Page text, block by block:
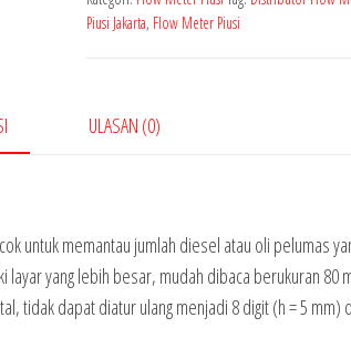
Piusi Jakarta, Flow Meter Piusi
ULASAN (0)
untuk memantau jumlah diesel atau oli pelumas
yang lebih besar, mudah dibaca berukuran 80
tidak dapat diatur ulang menjadi 8 digit (h = 5 mm)